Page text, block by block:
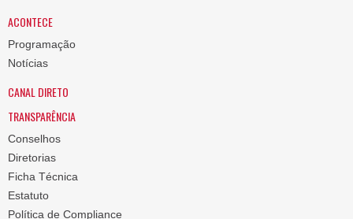
ACONTECE
Programação
Notícias
CANAL DIRETO
TRANSPARÊNCIA
Conselhos
Diretorias
Ficha Técnica
Estatuto
Política de Compliance